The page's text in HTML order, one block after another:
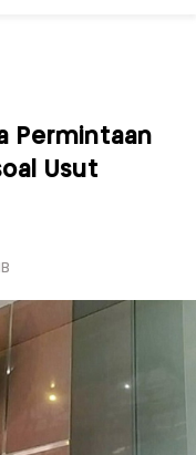
Permintaan
Usut